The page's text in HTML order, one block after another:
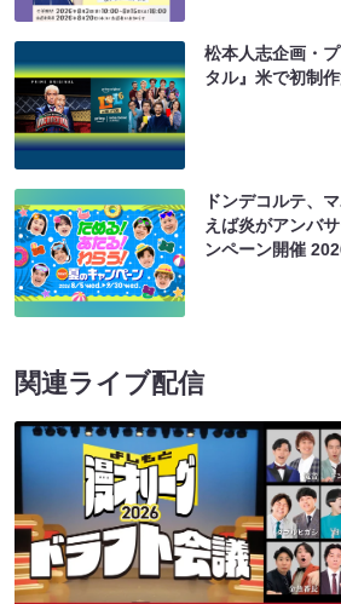
松本人志企画・
タル』米で初制
ドンデコルテ、
えば炎がアンバ
ンペーン開催
関連ライブ配信